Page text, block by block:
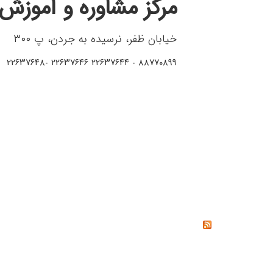
مرکز مشاوره و آموزش
خیابان ظفر، نرسیده به جردن، پ ۳۰۰
۸۸۷۷۰۸۹۹ - ۲۲۶۳۷۶۴۴ ۲۲۶۳۷۶۴۶ -۲۲۶۳۷۶۴۸